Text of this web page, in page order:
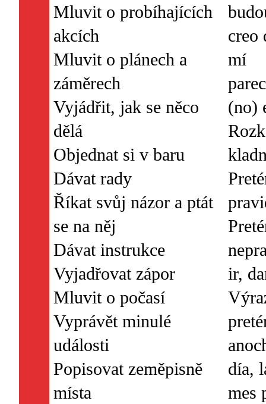
Mluvit o probíhajících
akcích
Mluvit o plánech a
záměrech
Vyjádřit, jak se něco
dělá
Objednat si v baru
Dávat rady
Říkat svůj názor a ptát
se na něj
Dávat instrukce
Vyjadřovat zápor
Mluvit o počasí
Vyprávět minulé
události
Popisovat zeměpisně
creo
mí
(no)
ir,
día,
mes